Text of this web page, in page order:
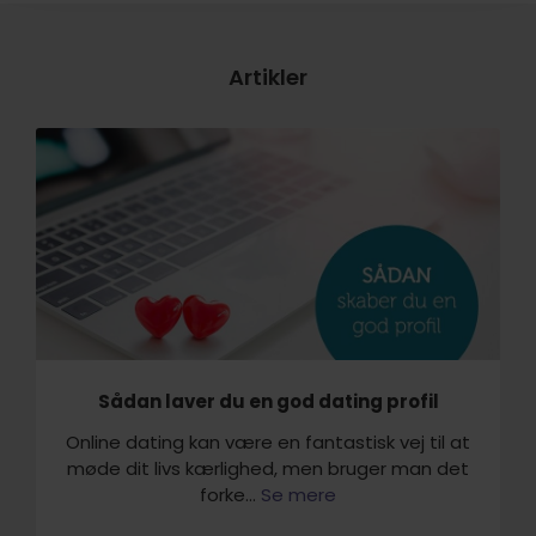
Artikler
Sådan laver du en god dating profil
Online dating kan være en fantastisk vej til at
møde dit livs kærlighed, men bruger man det
forke... Se mere